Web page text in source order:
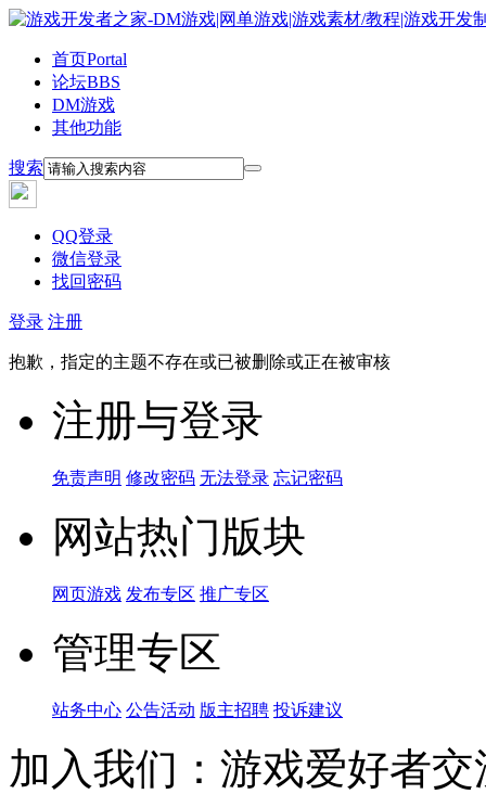
首页Portal
论坛BBS
DM游戏
其他功能
搜索
QQ登录
微信登录
找回密码
登录 注册
抱歉，指定的主题不存在或已被删除或正在被审核
注册与登录
免责声明 修改密码 无法登录 忘记密码
网站热门版块
网页游戏 发布专区 推广专区
管理专区
站务中心 公告活动 版主招聘 投诉建议
加入我们：游戏爱好者交